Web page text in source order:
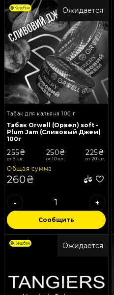
Ожидается
Кешбэк
Табак для кальяна 100 г
Табак Orwell (Орвел) soft -
Plum Jam (Сливовый Джем)
100г
255₴
от 5 шт.
250₴
от 10 шт.
225₴
от 20 шт.
Общая сумма
260₴
- +
Сообщить
Ожидается
Кешбэк